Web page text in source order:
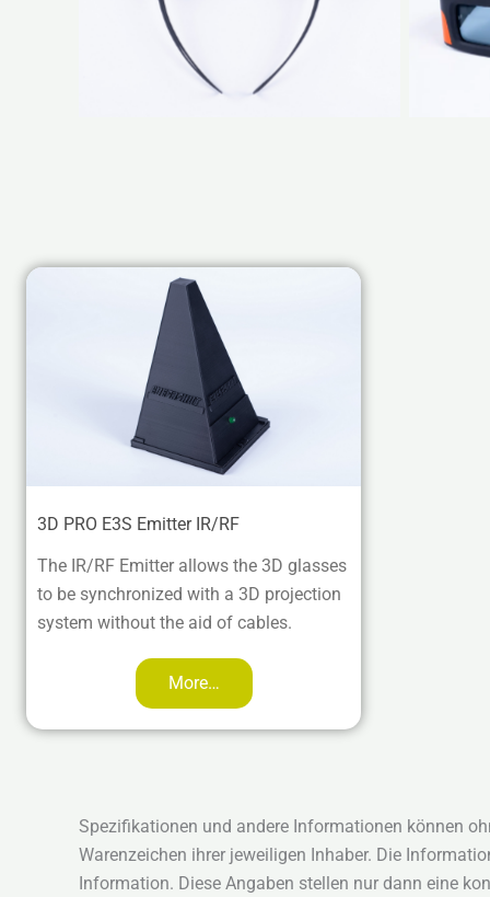
3D PRO E3S Emitter IR/RF
The IR/RF Emitter allows the 3D glasses
to be synchronized with a 3D projection
system without the aid of cables.
More…
Spezifikationen und andere Informationen können
Warenzeichen ihrer jeweiligen Inhaber. Die
Information. Diese Angaben stellen nur dann eine